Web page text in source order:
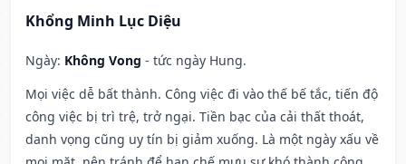
Khổng Minh Lục Diệu
Ngày: Không Vong - tức ngày Hung.
Mọi việc dễ bất thành. Công việc đi vào thế bế tắc, tiến độ
công việc bị trì trệ, trở ngại. Tiền bạc của cải thất thoát,
danh vọng cũng uy tín bị giảm xuống. Là một ngày xấu về